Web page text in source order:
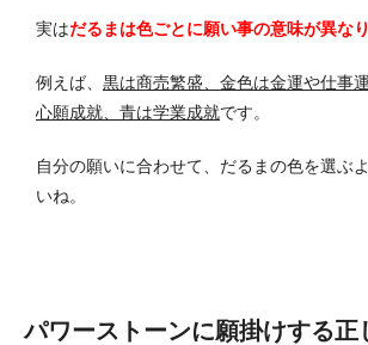
実はだるまは色ごとに願い事の意味が異な
例えば、 黒は商売繁盛、金色は金運や仕事
心願成就、青は学業成就です。
自分の願いに合わせて、だるまの色を選ぶ
いね。
パワーストーンに願掛けする正